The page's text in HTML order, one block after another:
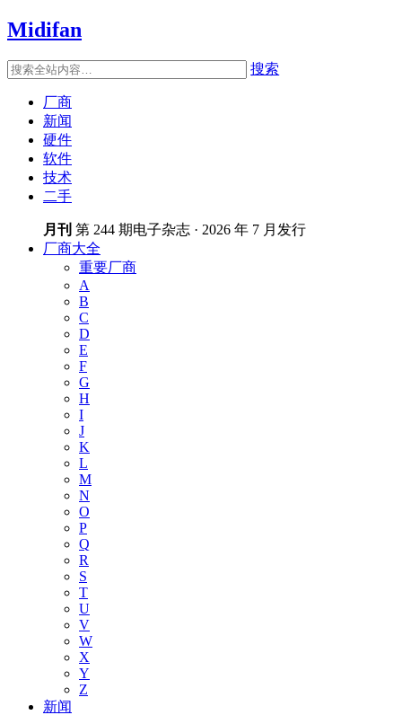
Midifan
搜索
厂商
新闻
硬件
软件
技术
二手
月刊 第 244 期电子杂志 · 2026 年 7 月发行
厂商大全
重要厂商
A
B
C
D
E
F
G
H
I
J
K
L
M
N
O
P
Q
R
S
T
U
V
W
X
Y
Z
新闻